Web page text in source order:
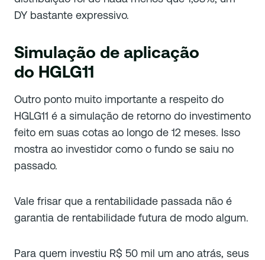
DY bastante expressivo.
Simulação de aplicação
do HGLG11
Outro ponto muito importante a respeito do
HGLG11 é a simulação de retorno do investimento
feito em suas cotas ao longo de 12 meses. Isso
mostra ao investidor como o fundo se saiu no
passado.
Vale frisar que a rentabilidade passada não é
garantia de rentabilidade futura de modo algum.
Para quem investiu R$ 50 mil um ano atrás, seus